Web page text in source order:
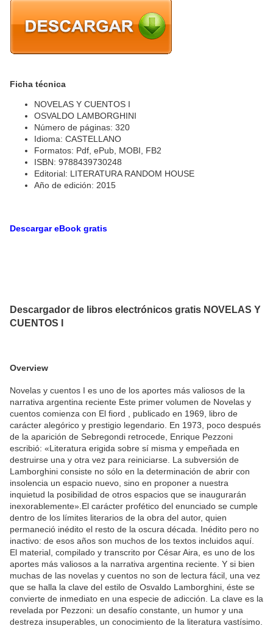
Ficha técnica
NOVELAS Y CUENTOS I
OSVALDO LAMBORGHINI
Número de páginas: 320
Idioma: CASTELLANO
Formatos: Pdf, ePub, MOBI, FB2
ISBN: 9788439730248
Editorial: LITERATURA RANDOM HOUSE
Año de edición: 2015
Descargar eBook gratis
Descargador de libros electrónicos gratis NOVELAS Y
CUENTOS I
Overview
Novelas y cuentos I es uno de los aportes más valiosos de la
narrativa argentina reciente Este primer volumen de Novelas y
cuentos comienza con El fiord , publicado en 1969, libro de
carácter alegórico y prestigio legendario. En 1973, poco después
de la aparición de Sebregondi retrocede, Enrique Pezzoni
escribió: «Literatura erigida sobre sí misma y empeñada en
destruirse una y otra vez para reiniciarse. La subversión de
Lamborghini consiste no sólo en la determinación de abrir con
insolencia un espacio nuevo, sino en proponer a nuestra
inquietud la posibilidad de otros espacios que se inaugurarán
inexorablemente».El carácter profético del enunciado se cumple
dentro de los límites literarios de la obra del autor, quien
permaneció inédito el resto de la oscura década. Inédito pero no
inactivo: de esos años son muchos de los textos incluidos aquí.
El material, compilado y transcrito por César Aira, es uno de los
aportes más valiosos a la narrativa argentina reciente. Y si bien
muchas de las novelas y cuentos no son de lectura fácil, una vez
que se halla la clave del estilo de Osvaldo Lamborghini, éste se
convierte de inmediato en una especie de adicción. La clave es la
revelada por Pezzoni: un desafío constante, un humor y una
destreza insuperables, un conocimiento de la literatura vastísimo.